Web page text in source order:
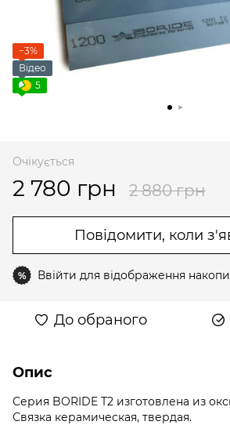
−3%
Відео
5
Очікується
2 780 грн 2 880 грн
Повідомити, коли
% Ввійти для відображення
До обраного
Опис
Серия BORIDE T2 изготовлена из
Связка керамическая, твердая.